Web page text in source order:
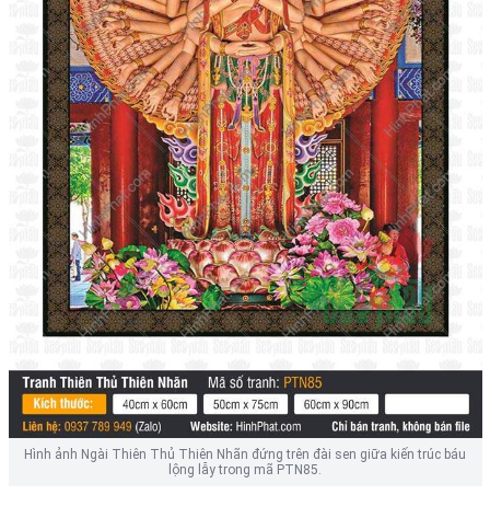
Hình ảnh Ngài Thiên Thủ Thiên Nhãn đứng trên đài sen giữa kiến trúc báu
lộng lẫy trong mã PTN85.